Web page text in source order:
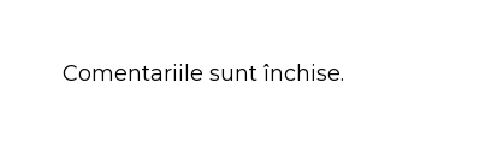
Comentariile sunt închise.